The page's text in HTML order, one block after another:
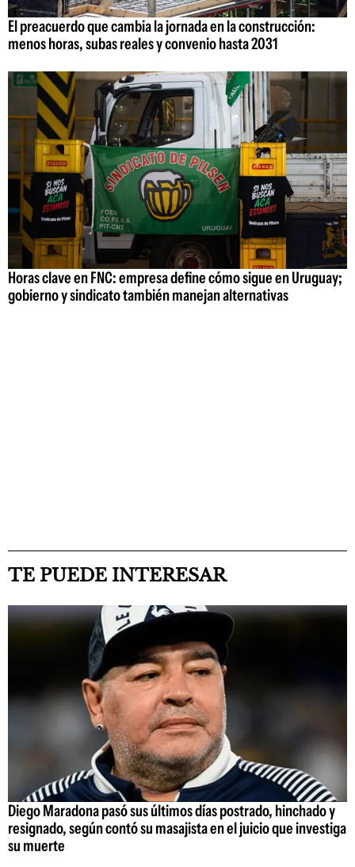
El preacuerdo que cambia la jornada en la construcción:
menos horas, subas reales y convenio hasta 2031
Horas clave en FNC: empresa define cómo sigue en Uruguay;
gobierno y sindicato también manejan alternativas
TE PUEDE INTERESAR
Diego Maradona pasó sus últimos días postrado, hinchado y
resignado, según contó su masajista en el juicio que investiga
su muerte